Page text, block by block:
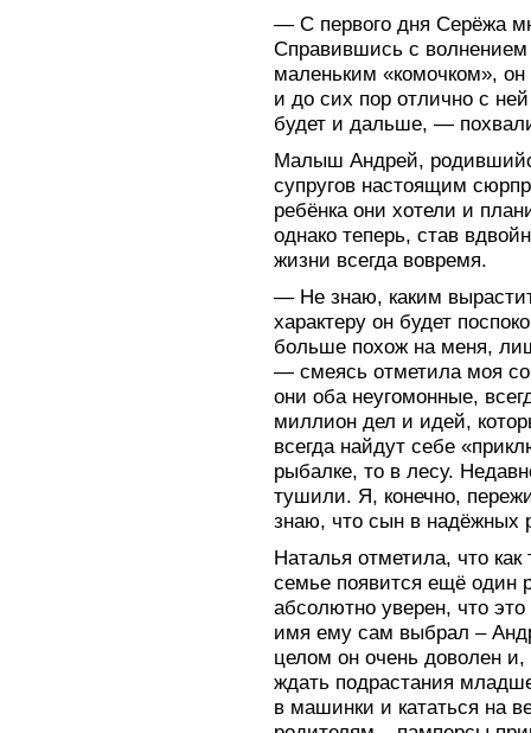
— С первого дня Серёжа
Справившись с волнением
маленьким «комочком»,
и до сих пор отлично с
будет и дальше, —
Малыш Андрей,
супругов настоящим
ребёнка они хотели и
однако теперь, став
жизни всегда вовремя.
— Не знаю, каким
характеру он будет
больше похож на меня,
— смеясь отметила моя
они оба неугомонные,
миллион дел и идей,
всегда найдут себе
рыбалке, то в лесу.
тушили. Я, конечно,
знаю, что сын в надёжных
Наталья отметила, что
семье появится ещё один
абсолютно уверен, что
имя ему сам выбрал –
целом он очень доволен
ждать подрастания
в машинки и кататься на